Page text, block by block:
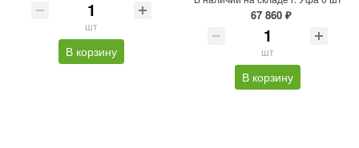
шт
В корзину
67 860 ₽
шт
В корзину